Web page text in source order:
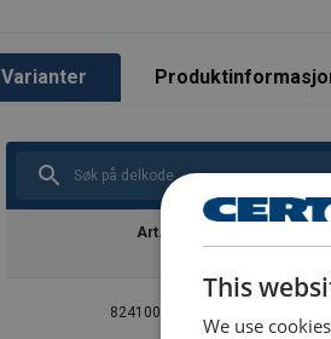
Varianter
Art. nr.
824100000060
This
We use